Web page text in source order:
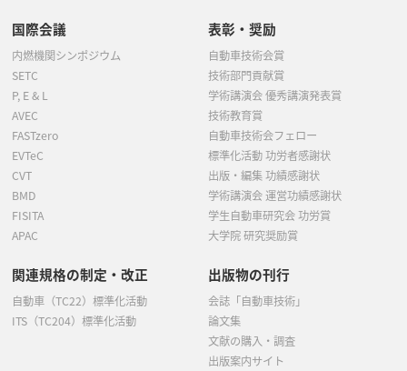
国際会議
内燃機関シンポジウム
SETC
P, E & L
AVEC
FASTzero
EVTeC
CVT
BMD
FISITA
APAC
表彰・奨励
自動車技術会賞
技術部門貢献賞
学術講演会 優秀講演発表賞
技術教育賞
自動車技術会フェロー
標準化活動 功労者感謝状
出版・編集 功績感謝状
学術講演会 運営功績感謝状
学生自動車研究会 功労賞
大学院 研究奨励賞
関連規格の制定・改正
自動車（TC22）標準化活動
ITS（TC204）標準化活動
出版物の刊行
会誌「自動車技術」
論文集
文献の購入・調査
出版案内サイト